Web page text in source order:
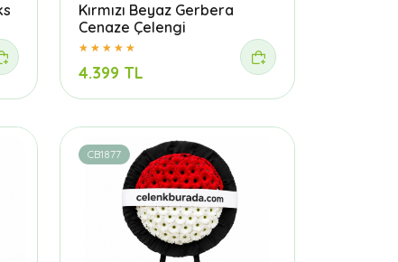
Kırmızı Beyaz Gerbera
Cenaze Çelengi
4.399 TL
CB1877